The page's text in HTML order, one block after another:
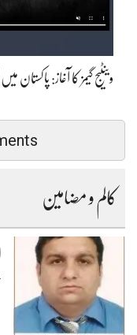
وینٹیج گیمز کا آغاز: پاکستان
کالم و مضامین